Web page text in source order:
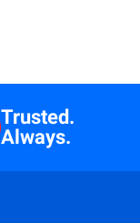
Trusted.
Always.